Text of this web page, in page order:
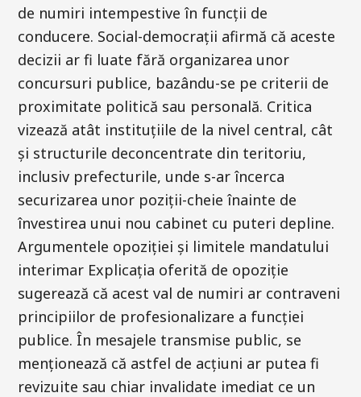
de numiri intempestive în funcții de
conducere. Social-democrații afirmă că aceste
decizii ar fi luate fără organizarea unor
concursuri publice, bazându-se pe criterii de
proximitate politică sau personală. Critica
vizează atât instituțiile de la nivel central, cât
și structurile deconcentrate din teritoriu,
inclusiv prefecturile, unde s-ar încerca
securizarea unor poziții-cheie înainte de
învestirea unui nou cabinet cu puteri depline.
Argumentele opoziției și limitele mandatului
interimar Explicația oferită de opoziție
sugerează că acest val de numiri ar contraveni
principiilor de profesionalizare a funcției
publice. În mesajele transmise public, se
menționează că astfel de acțiuni ar putea fi
revizuite sau chiar invalidate imediat ce un